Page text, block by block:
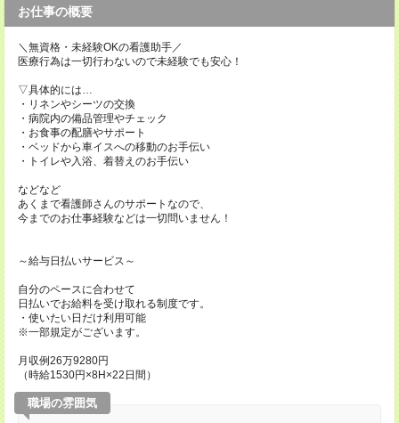
お仕事の概要
＼無資格・未経験OKの看護助手／
医療行為は一切行わないので未経験でも安心！
▽具体的には…
・リネンやシーツの交換
・病院内の備品管理やチェック
・お食事の配膳やサポート
・ベッドから車イスへの移動のお手伝い
・トイレや入浴、着替えのお手伝い
などなど
あくまで看護師さんのサポートなので、
今までのお仕事経験などは一切問いません！
～給与日払いサービス～
自分のペースに合わせて
日払いでお給料を受け取れる制度です。
・使いたい日だけ利用可能
※一部規定がございます。
月収例26万9280円
（時給1530円×8H×22日間）
職場の雰囲気